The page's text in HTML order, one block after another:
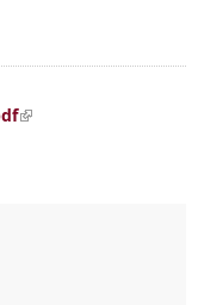
(link is external)